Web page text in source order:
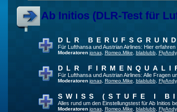
Ab Initios (DLR-Test für
DLR
Für Lufthansa und Austrian Airlines: Hier
Moderatoren jonas, Romeo.Mike blablubb, FlyAndy,
DLR
Für Lufthansa und Austrian Airlines: Alle Fragen
Moderatoren jonas, Romeo.Mike blablubb, FlyAndy,
SWISS (STUFE I
Alles rund um den Einstellungstest für Ab Initios
Moderatoren jonas, Romeo.Mike blablubb, FlyAndy,